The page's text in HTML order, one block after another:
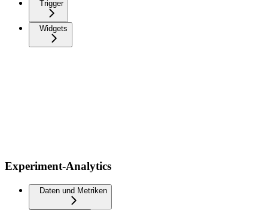
Trigger
Widgets
Experiment-Analytics
Daten und Metriken